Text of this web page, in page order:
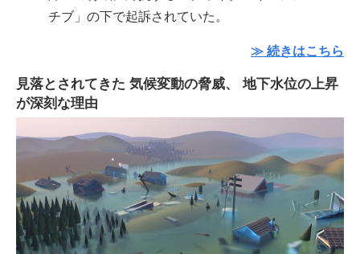
チブ」の下で起訴されていた。
≫ 続きはこちら
見落とされてきた 気候変動の脅威、 地下水位の上昇
が深刻な理由